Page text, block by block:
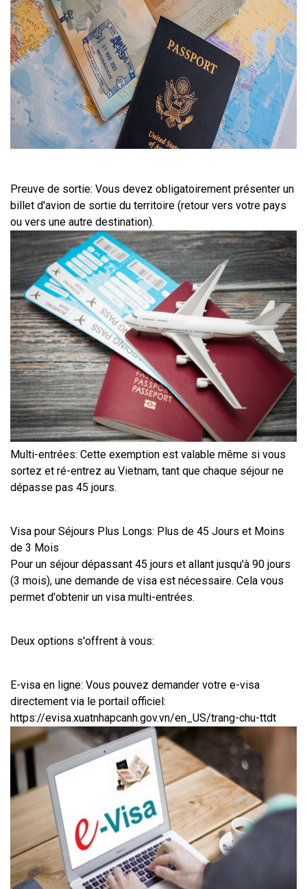
Preuve de sortie: Vous devez obligatoirement présenter un
billet d'avion de sortie du territoire (retour vers votre pays
ou vers une autre destination).
Multi-entrées: Cette exemption est valable même si vous
sortez et ré-entrez au Vietnam, tant que chaque séjour ne
dépasse pas 45 jours.
Visa pour Séjours Plus Longs: Plus de 45 Jours et Moins
de 3 Mois
Pour un séjour dépassant 45 jours et allant jusqu'à 90 jours
(3 mois), une demande de visa est nécessaire. Cela vous
permet d'obtenir un visa multi-entrées.
Deux options s'offrent à vous:
E-visa en ligne: Vous pouvez demander votre e-visa
directement via le portail officiel:
https://evisa.xuatnhapcanh.gov.vn/en_US/trang-chu-ttdt